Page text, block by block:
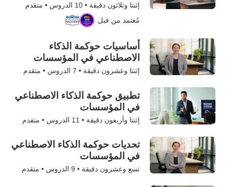
إثنتا وثلاثون دقيقة •10 الدروس • متقدم
مُعتمد من قبل
أساسيات حوكمة الذكاء
الاصطناعي في المؤسسات
إثنتا وعشرون دقيقة • 7 الدروس • متقدم
تطبيق حوكمة الذكاء الاصطناعي
في المؤسسات
إثنتا وأربعون دقيقة • 11 الدروس • متقدم
تحديات حوكمة الذكاء الاصطناعي
في المؤسسات
تسع وعشرون دقيقة • 9 الدروس • متقدم